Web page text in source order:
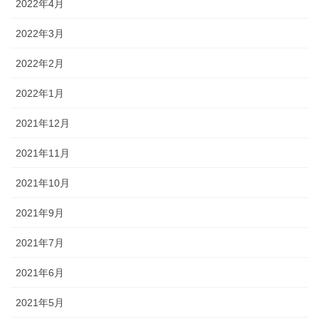
2022年4月
2022年3月
2022年2月
2022年1月
2021年12月
2021年11月
2021年10月
2021年9月
2021年7月
2021年6月
2021年5月